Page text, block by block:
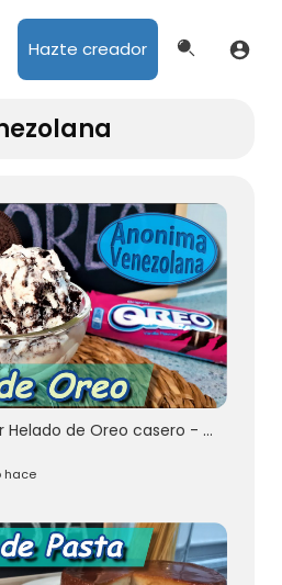
Hazte creador
Como hacer Helado de Oreo casero - SOLO 3 INGREDIENTES - Helado Cremoso
hace